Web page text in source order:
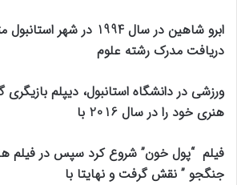
ابرو شاهین در سال 1994 در
دریافت مدرک رشته علوم
ورزشی در دانشگاه استانبول، دیپلم بازیگری
هنری خود را در سال 2016 با
فیلم “پول خون” شروع کرد سپس در فیلم
جنگجو ” نقش گرفت و نهایتا با